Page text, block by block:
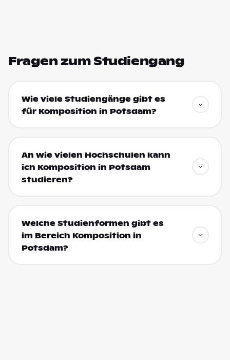
Fragen zum Studiengang
Wie viele Studiengänge gibt es
für Komposition in Potsdam?
An wie vielen Hochschulen kann
ich Komposition in Potsdam
studieren?
Welche Studienformen gibt es
im Bereich Komposition in
Potsdam?